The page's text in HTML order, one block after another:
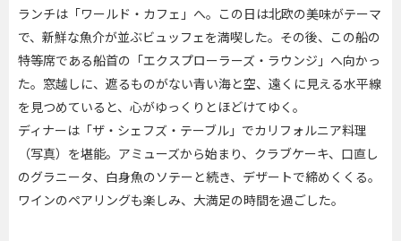
ランチは「ワールド・カフェ」へ。この日は北欧の美味がテーマ
で、新鮮な魚介が並ぶビュッフェを満喫した。その後、この船の
特等席である船首の「エクスプローラーズ・ラウンジ」へ向かっ
た。窓越しに、遮るものがない青い海と空、遠くに見える水平線
を見つめていると、心がゆっくりとほどけてゆく。
ディナーは「ザ・シェフズ・テーブル」でカリフォルニア料理
（写真）を堪能。アミューズから始まり、クラブケーキ、口直し
のグラニータ、白身魚のソテーと続き、デザートで締めくくる。
ワインのペアリングも楽しみ、大満足の時間を過ごした。